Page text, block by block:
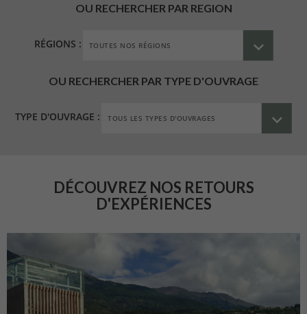
OU RECHERCHER PAR REGION
RÉGIONS :
OU RECHERCHER PAR TYPE D'OUVRAGE
TYPE D'OUVRAGE :
DÉCOUVREZ NOS RETOURS
D'EXPÉRIENCES